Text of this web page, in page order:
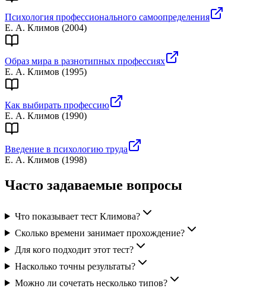
Психология профессионального самоопределения
Е. А. Климов (2004)
Образ мира в разнотипных профессиях
Е. А. Климов (1995)
Как выбирать профессию
Е. А. Климов (1990)
Введение в психологию труда
Е. А. Климов (1998)
Часто задаваемые вопросы
Что показывает тест Климова?
Сколько времени занимает прохождение?
Для кого подходит этот тест?
Насколько точны результаты?
Можно ли сочетать несколько типов?